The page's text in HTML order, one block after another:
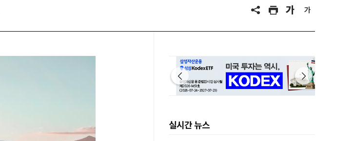
실시간 뉴스